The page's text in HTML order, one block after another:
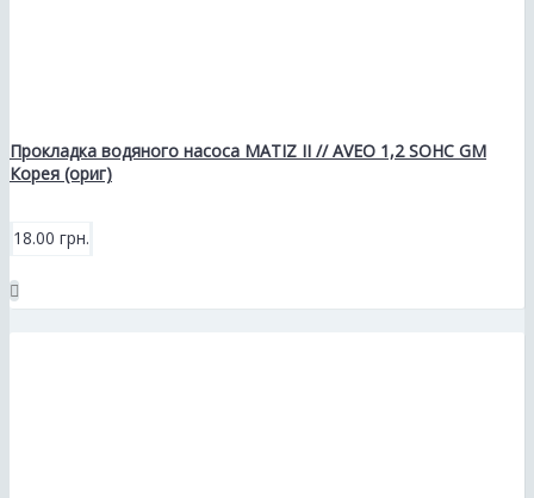
Прокладка водяного насоса MATIZ II // AVEO 1,2 SOHC GM
Корея (ориг)
18.00 грн.